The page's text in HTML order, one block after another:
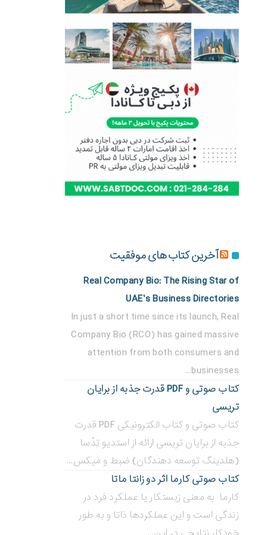
آخرین کتاب های موفقیت
Real Company Bio: The Rising Star of
UAE’s Business Directories
In just a short time since its launch, Real
Company Bio (RCO) has gained massive
attention from both consumers and
businesses...
کتاب صوتی و PDF قدرت جذبه از برایان
تریسی
کتاب صوتی و کتاب الکترونیکی PDF قدرت
جذبه از برایان تریسی ارائه از استدیو تِدْسا
(هلدینگ توسعه دهندگان) ضبط و میکس...
کتاب صوتی کارما اثر دو زانتا ماتا
کارما به معنی زیستکار یا عملکرد فرد در
زندگی است و این عملکردها ذاتا و به طور